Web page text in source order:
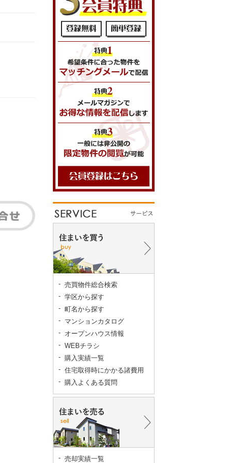
売買物件総合検索
学区から探す
町名から探す
マンションカタログ
オープンハウス情報
WEBチラシ
購入実績一覧
住宅取得時にかかる諸費用
購入よくある質問
売却実績一覧